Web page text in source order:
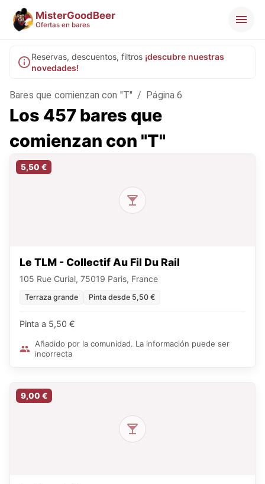
MisterGoodBeer
Ofertas en bares
Reservas, descuentos, filtros ¡descubre nuestras
novedades!
Bares que comienzan con "T" / Página 6
Los 457 bares que
comienzan con "T"
5,50 €
Le TLM - Collectif Au Fil Du Rail
105 Rue Curial, 75019 Paris, France
Terraza grande Pinta desde 5,50 €
Pinta a 5,50 €
Añadido por la comunidad. La información puede ser
incorrecta
9,00 €